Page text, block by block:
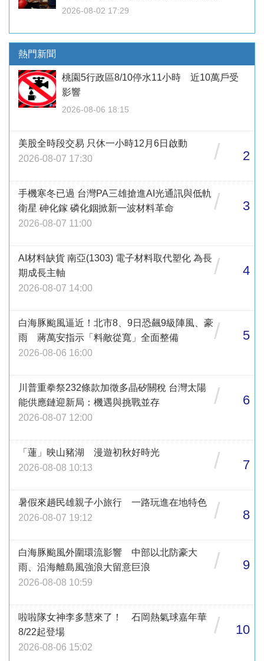
2026-08-02 17:29
熱門新聞
桃園5行政區8/10停水11小時 近10萬戶受
影響
2026-08-06 18:15
美股全時段交易 只休一小時12月6日啟動
2026-08-07 17:30
/ 2
手機寒冬已過 台灣PA三雄搶進AI光通訊與低軌
衛星 砷化鎵 磷化銦掀新一波材料革命
2026-08-07 11:00
/ 3
AI材料缺貨 南亞(1303) 電子材料取代塑化 為長
期成長主軸
2026-08-07 14:00
/ 4
白海豚颱風逼近！北市8、9日恐飆9級陣風、豪
雨 蔣萬安指示「料敵從寬」全面整備
2026-08-06 16:00
/ 5
川普重拳祭232條款加徵多晶矽關稅 台灣太陽
能供應鏈迎新局：機遇與挑戰並存
2026-08-07 12:00
/ 6
「蓮」映山豬湖 漫遊初秋好時光
2026-08-08 10:13
/ 7
暑假來趟民雄親子小旅行 一路玩進在地特色
2026-08-07 19:12
/ 8
白海豚颱風外圍環流影響 中部以北防豪大
雨、沿海離島風強浪大留意巨浪
2026-08-08 10:59
/ 9
啦啦隊女神李多慧來了！ 石岡熱氣球嘉年華
8/22起登場
2026-08-06 15:02
/ 10